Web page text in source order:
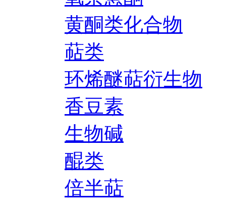
黄酮类化合物
萜类
环烯醚萜衍生物
香豆素
生物碱
醌类
倍半萜